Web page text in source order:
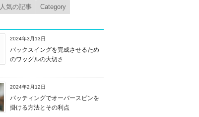
人気の記事
Category
2024年3月13日
バックスイングを完成させるため
のワッグルの大切さ
2024年2月12日
パッティングでオーバースピンを
掛ける方法とその利点